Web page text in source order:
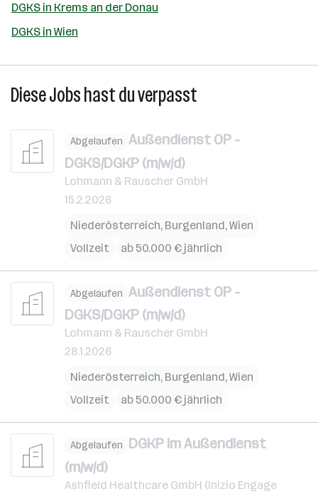
DGKS in Krems an der Donau
DGKS in Wien
Diese Jobs hast du verpasst
Abgelaufen Außendienst OP -
DGKS/DGKP (m/w/d)
Lohmann & Rauscher GmbH
15.2.2026
Niederösterreich, Burgenland,Wien
Vollzeit
ab 50.000 € jährlich
Abgelaufen Außendienst OP -
DGKS/DGKP (m/w/d)
Lohmann & Rauscher GmbH
28.1.2026
Niederösterreich, Burgenland,Wien
Vollzeit
ab 50.000 € jährlich
Abgelaufen DGKP im Außendienst
(m/w/d)
Ashfield Healthcare GmbH (Inizio Engage